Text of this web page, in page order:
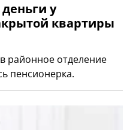
у
квартиры
районное отделение
пенсионерка.